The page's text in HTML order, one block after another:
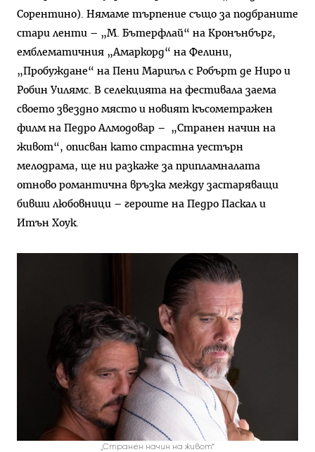
Сорентино). Нямаме търпение също за подбраните
стари ленти – „М. Бътерфлай“ на Кронънбърг,
емблематичния „Амаркорд“ на Фелини,
„Пробуждане“ на Пени Маршъл с Робърт де Ниро и
Робин Уилямс. В селекцията на фестивала заема
своето звездно място и новият късометражен
филм на Педро Алмодовар – „Странен начин на
живот“, описван като страстна уестърн
мелодрама, ще ни разкаже за припламналата
отново романтична връзка между застаряващи
бивши любовници – героите на Педро Паскал и
Итън Хоук.
„Странен начин на живот“